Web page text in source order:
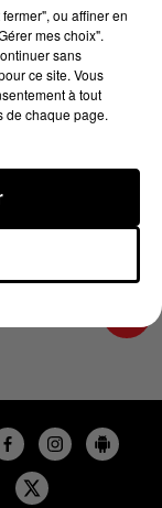
08/2024 À
ou affiner en
mes choix".
sans
ce site. Vous
à tout
de chaque page.